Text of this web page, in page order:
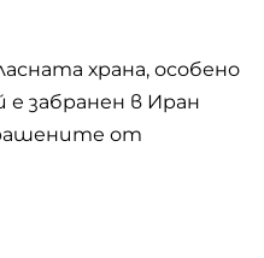
храна, особено
е забранен в Иран
от